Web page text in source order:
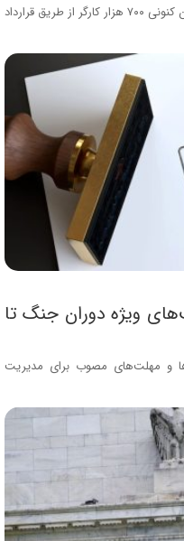
وزیر تعاون، کار و رفاه اجتماعی گفت: در زمان کنونی ۷۰۰ هزار کارگر از طریق قرارداد
ویژه دوران جنگ تا
و مهلت‌های مصوب برای مدیریت